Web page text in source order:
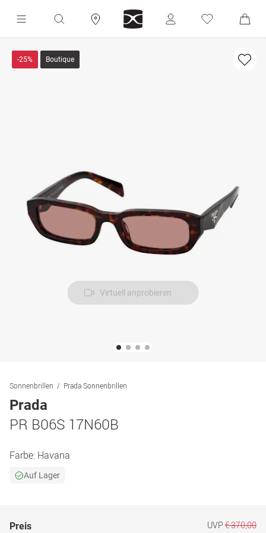
Virtuell anprobieren
-25% Boutique
Sonnenbrillen Prada Sonnenbrillen
Prada
PR B06S 17N60B
Farbe: Havana
Auf Lager
Preis UVP € 370,00